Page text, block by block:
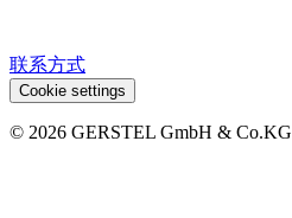
联系方式
Cookie settings
© 2026 GERSTEL GmbH & Co.KG